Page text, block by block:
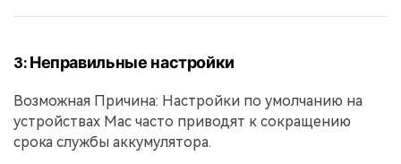
3: Неправильные настройки
Возможная Причина: Настройки по умолчанию на
устройствах Mac часто приводят к сокращению
срока службы аккумулятора.